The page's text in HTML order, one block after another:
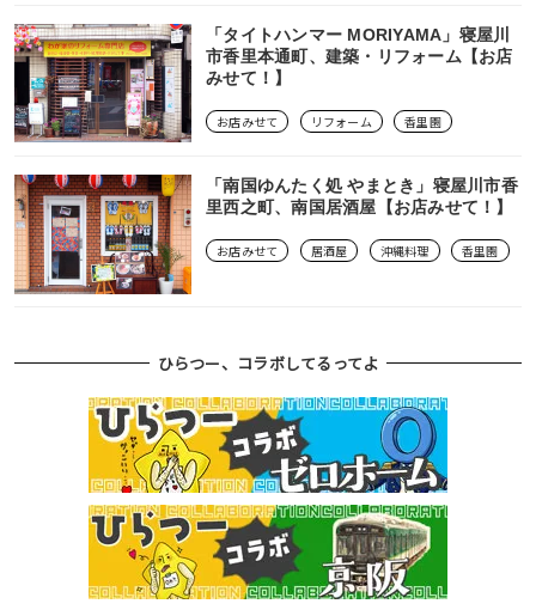
香里ケ丘・香里園エリア
穂谷・氷室エリア
光善寺・さだエリア
津田エリア
八幡市エリア
その他地域
住宅・不動産・引越し
病院・医院・薬局
福祉・介護
製造業
カーディーラー・中古車
スポーツ施設・ジム・遊び・トラベル
整体院・整骨院
その他・官公署
「タイトハンマー MORIYAMA」寝屋川
市香里本通町、建築・リフォーム【お店
みせて！】
お店みせて リフォーム 香里園
「南国ゆんたく処 やまとき」寝屋川市香
里西之町、南国居酒屋【お店みせて！】
お店みせて 居酒屋 沖縄料理 香里園
ひらつー、コラボしてるってよ